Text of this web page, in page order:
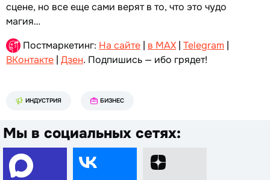
сцене, но все еще сами верят в то, что это чудо
магия…
Постмаркетинг: На сайте | в MAX | Telegram |
ВКонтакте | Дзен. Подпишись — ибо грядет!
ИНДУСТРИЯ БИЗНЕС
Мы в социальных сетях: